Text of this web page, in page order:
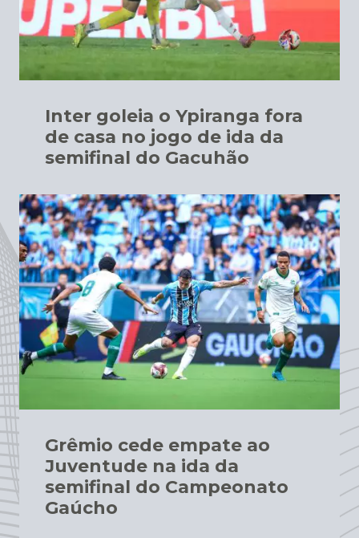
Inter goleia o Ypiranga fora
de casa no jogo de ida da
semifinal do Gacuhão
Grêmio cede empate ao
Juventude na ida da
semifinal do Campeonato
Gaúcho